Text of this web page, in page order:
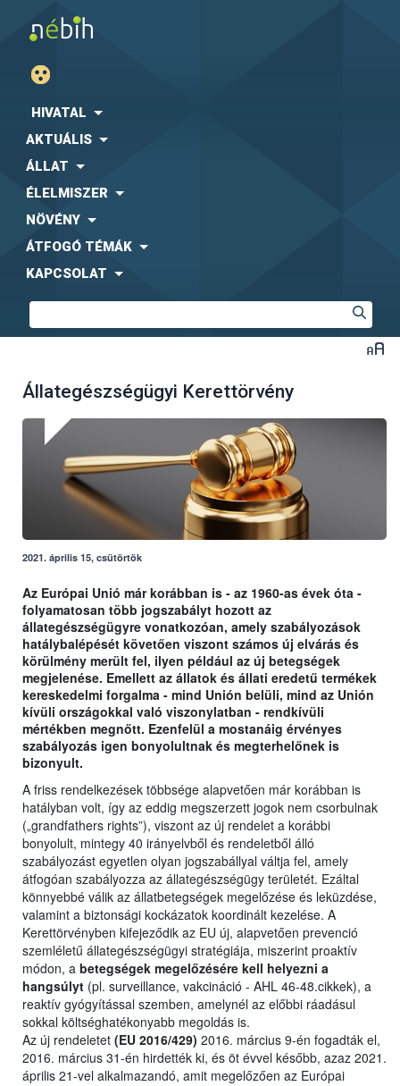
HIVATAL
AKTUÁLIS
ÁLLAT
ÉLELMISZER
NÖVÉNY
ÁTFOGÓ TÉMÁK
KAPCSOLAT
Állategészségügyi Kerettörvény
2021. április 15, csütörtök
Az Európai Unió már korábban is - az 1960-as évek óta -
folyamatosan több jogszabályt hozott az
állategészségügyre vonatkozóan, amely szabályozások
hatálybalépését követően viszont számos új elvárás és
körülmény merült fel, ilyen például az új betegségek
megjelenése. Emellett az állatok és állati eredetű termékek
kereskedelmi forgalma - mind Unión belüli, mind az Unión
kívüli országokkal való viszonylatban - rendkívüli
mértékben megnőtt. Ezenfelül a mostanáig érvényes
szabályozás igen bonyolultnak és megterhelőnek is
bizonyult.
A friss rendelkezések többsége alapvetően már korábban is
hatályban volt, így az eddig megszerzett jogok nem csorbulnak
(„grandfathers rights”), viszont az új rendelet a korábbi
bonyolult, mintegy 40 irányelvből és rendeletből álló
szabályozást egyetlen olyan jogszabállyal váltja fel, amely
átfogóan szabályozza az állategészségügy területét. Ezáltal
könnyebbé válik az állatbetegségek megelőzése és leküzdése,
valamint a biztonsági kockázatok koordinált kezelése. A
Kerettörvényben kifejeződik az EU új, alapvetően prevenció
szemléletű állategészségügyi stratégiája, miszerint proaktív
módon, a betegségek megelőzésére kell helyezni a
hangsúlyt (pl. surveillance, vakcináció - AHL 46-48.cikkek), a
reaktív gyógyítással szemben, amelynél az előbbi ráadásul
sokkal költséghatékonyabb megoldás is.
Az új rendeletet (EU 2016/429) 2016. március 9-én fogadták el,
2016. március 31-én hirdették ki, és öt évvel később, azaz 2021.
április 21-vel alkalmazandó, amit megelőzően az Európai